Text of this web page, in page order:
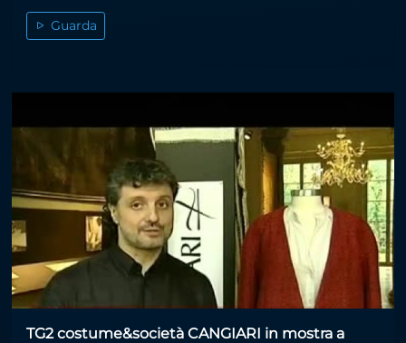
Guarda
TG2 costume&società CANGIARI in mostra a